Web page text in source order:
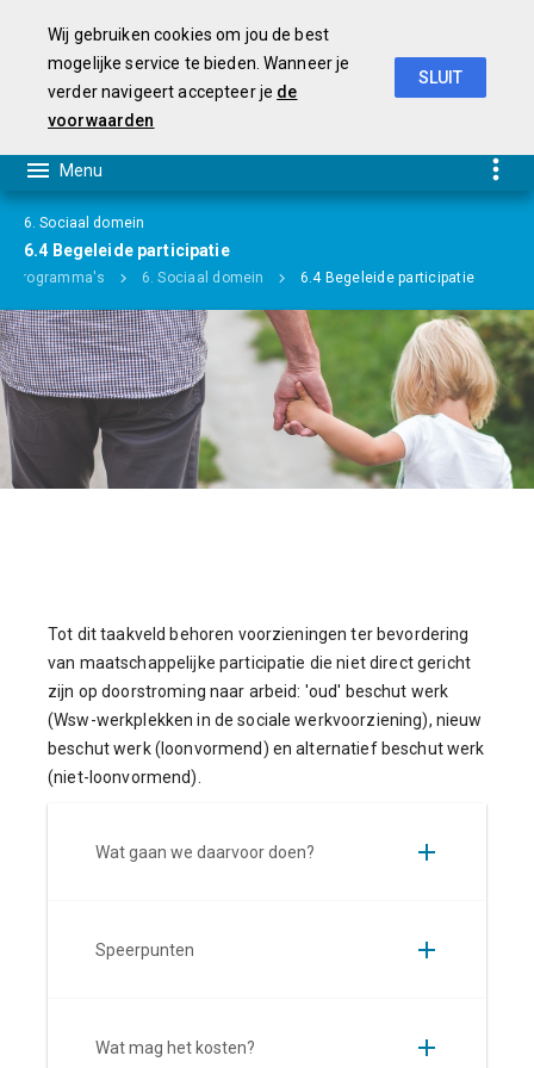
6. Sociaal domein
6.4 Begeleide participatie
Programma's 6. Sociaal domein 6.4 Begeleide participatie
Tot dit taakveld behoren voorzieningen ter bevordering
van maatschappelijke participatie die niet direct gericht
zijn op doorstroming naar arbeid: 'oud' beschut werk
(Wsw-werkplekken in de sociale werkvoorziening), nieuw
beschut werk (loonvormend) en alternatief beschut werk
(niet-loonvormend).
Wat gaan we daarvoor doen?
Speerpunten
Wat mag het kosten?
Wij gebruiken cookies om jou de best
mogelijke service te bieden. Wanneer je
verder navigeert accepteer je de
voorwaarden
SLUIT